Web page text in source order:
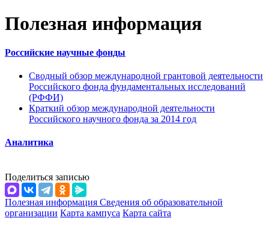
Полезная информация
Российские научные фонды
Сводный обзор международной грантовой деятельности
Российского фонда фундаментальных исследований
(РФФИ)
Краткий обзор международной деятельности
Российского научного фонда за 2014 год
Аналитика
Поделиться записью
Полезная информация Сведения об образовательной
организации Карта кампуса Карта сайта